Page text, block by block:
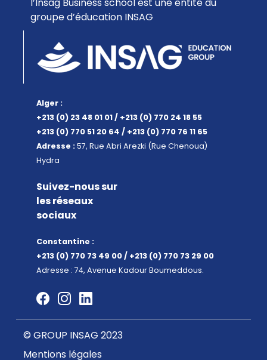
groupe d’éducation INSAG
Alger :
+213 (0) 23 48 01 01 / +213 (0) 770 24 18 55
+213 (0) 770 51 20 64 / +213 (0) 770 76 11 65
Adresse :57, Rue Abri Arezki (Rue Chenoua)
Hydra
Suivez-nous sur
les réseaux
sociaux
Constantine :
+213 (0) 770 73 49 00 / +213 (0) 770 73 29 00
Adresse : 74, Avenue Kadour Boumeddous.
© GROUP INSAG 2023
Mentions légales